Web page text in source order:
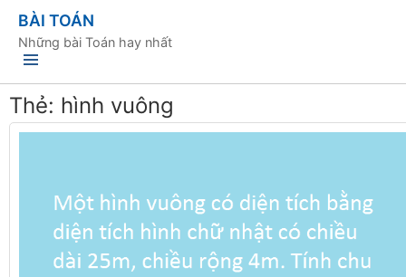
BÀI TOÁN
Những bài Toán hay nhất
Thẻ: hình vuông